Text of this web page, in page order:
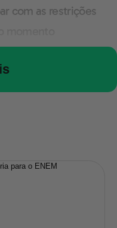
com as restrições
reflexo do liberalismo